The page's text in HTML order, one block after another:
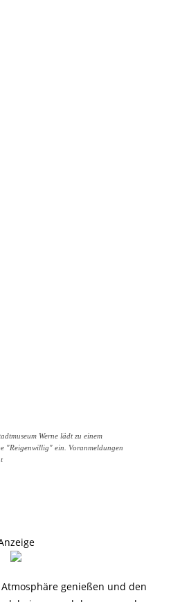
Werne lädt zu einem
"Reigenwillig" ein. Voranmeldungen
genießen und den